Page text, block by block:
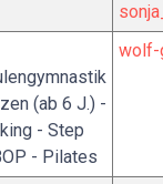
(ab 6 J.) -
- Step
- Pilates
wolf-